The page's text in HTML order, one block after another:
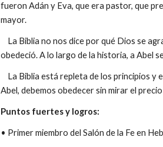
fueron Adán y Eva, que era pastor, que
mayor.
La Biblia no nos dice por qué Dios se
obedeció. A lo largo de la historia, a Abel
La Biblia está repleta de los principios y
Abel, debemos obedecer sin mirar el
Puntos fuertes y logros:
• Primer miembro del Salón de la Fe en